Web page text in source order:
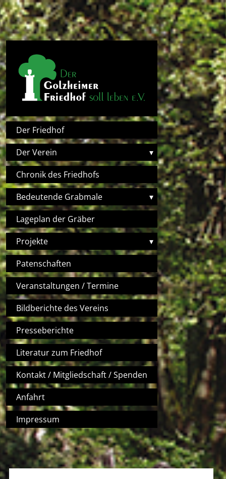
Direkt zum Inhalt
Hauptnavigation
Der Friedhof
Der Verein
▾
Chronik des Friedhofs
Bedeutende Grabmale
▾
Lageplan der Gräber
Projekte
▾
Patenschaften
Veranstaltungen / Termine
Bildberichte des Vereins
Presseberichte
Literatur zum Friedhof
Kontakt / Mitgliedschaft / Spenden
Anfahrt
Impressum